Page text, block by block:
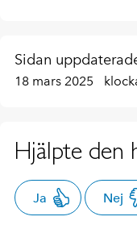
Sidan
18 mars 2025
Hjälpte den
Ja Nej